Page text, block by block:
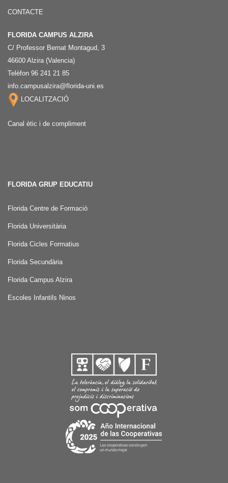
CONTACTE
FLORIDA CAMPUS ALZIRA
C/ Professor Bernat Montagud, 3
46600 Alzira (Valencia)
Telèfon 96 241 21 85
info.campusalzira@florida-uni.es
LOCALITZACIÓ
Canal ètic i de compliment
FLORIDA GRUP EDUCATIU
Florida Centre de Formació
Florida Universitària
Florida Cicles Formatius
Florida Secundària
Florida Campus Alzira
Escoles Infantils Ninos